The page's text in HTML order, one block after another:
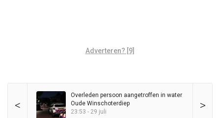
Adverteren? [9]
< >
Overleden persoon aangetroffen in water
Oude Winschoterdiep
23:53 - 29 juli